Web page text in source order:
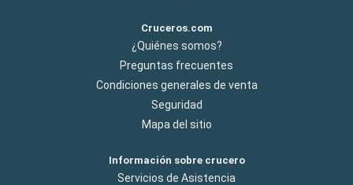
Cruceros.com
¿Quiénes somos?
Preguntas frecuentes
Condiciones generales de venta
Seguridad
Mapa del sitio
Información sobre crucero
Servicios de Asistencia